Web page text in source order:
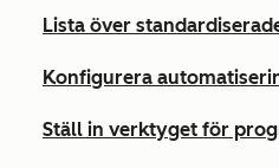
Lista över
Konfigurera
Ställ in verktyget för